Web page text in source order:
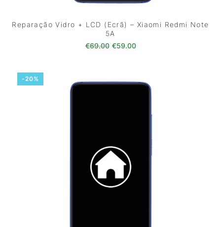
Reparação Vidro + LCD (Ecrã) – Xiaomi Redmi Note
5A
€69.00 O preço original era: €69.00.
€59.00O preço atual é:
-20%